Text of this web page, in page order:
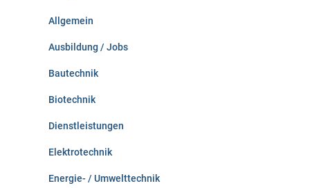
Allgemein
Ausbildung / Jobs
Bautechnik
Biotechnik
Dienstleistungen
Elektrotechnik
Energie- / Umwelttechnik